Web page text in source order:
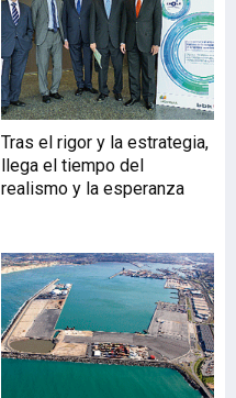
Tras el rigor y la estrategia,
llega el tiempo del
realismo y la esperanza